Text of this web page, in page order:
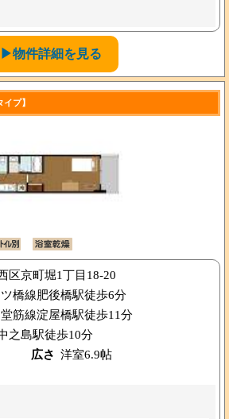
▶物件詳細を見る
プ】
区京町堀1丁目18-20
橋線肥後橋駅徒歩6分
筋線淀屋橋駅徒歩11分
之島駅徒歩10分
広さ 洋室6.9帖